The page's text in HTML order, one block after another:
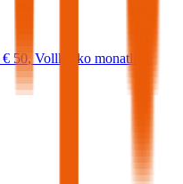
€ 50, Vollkasko monatlich